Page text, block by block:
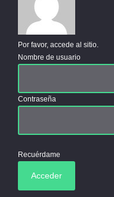
Por favor, accede al sitio.
Nombre de usuario
Contraseña
Recuérdame